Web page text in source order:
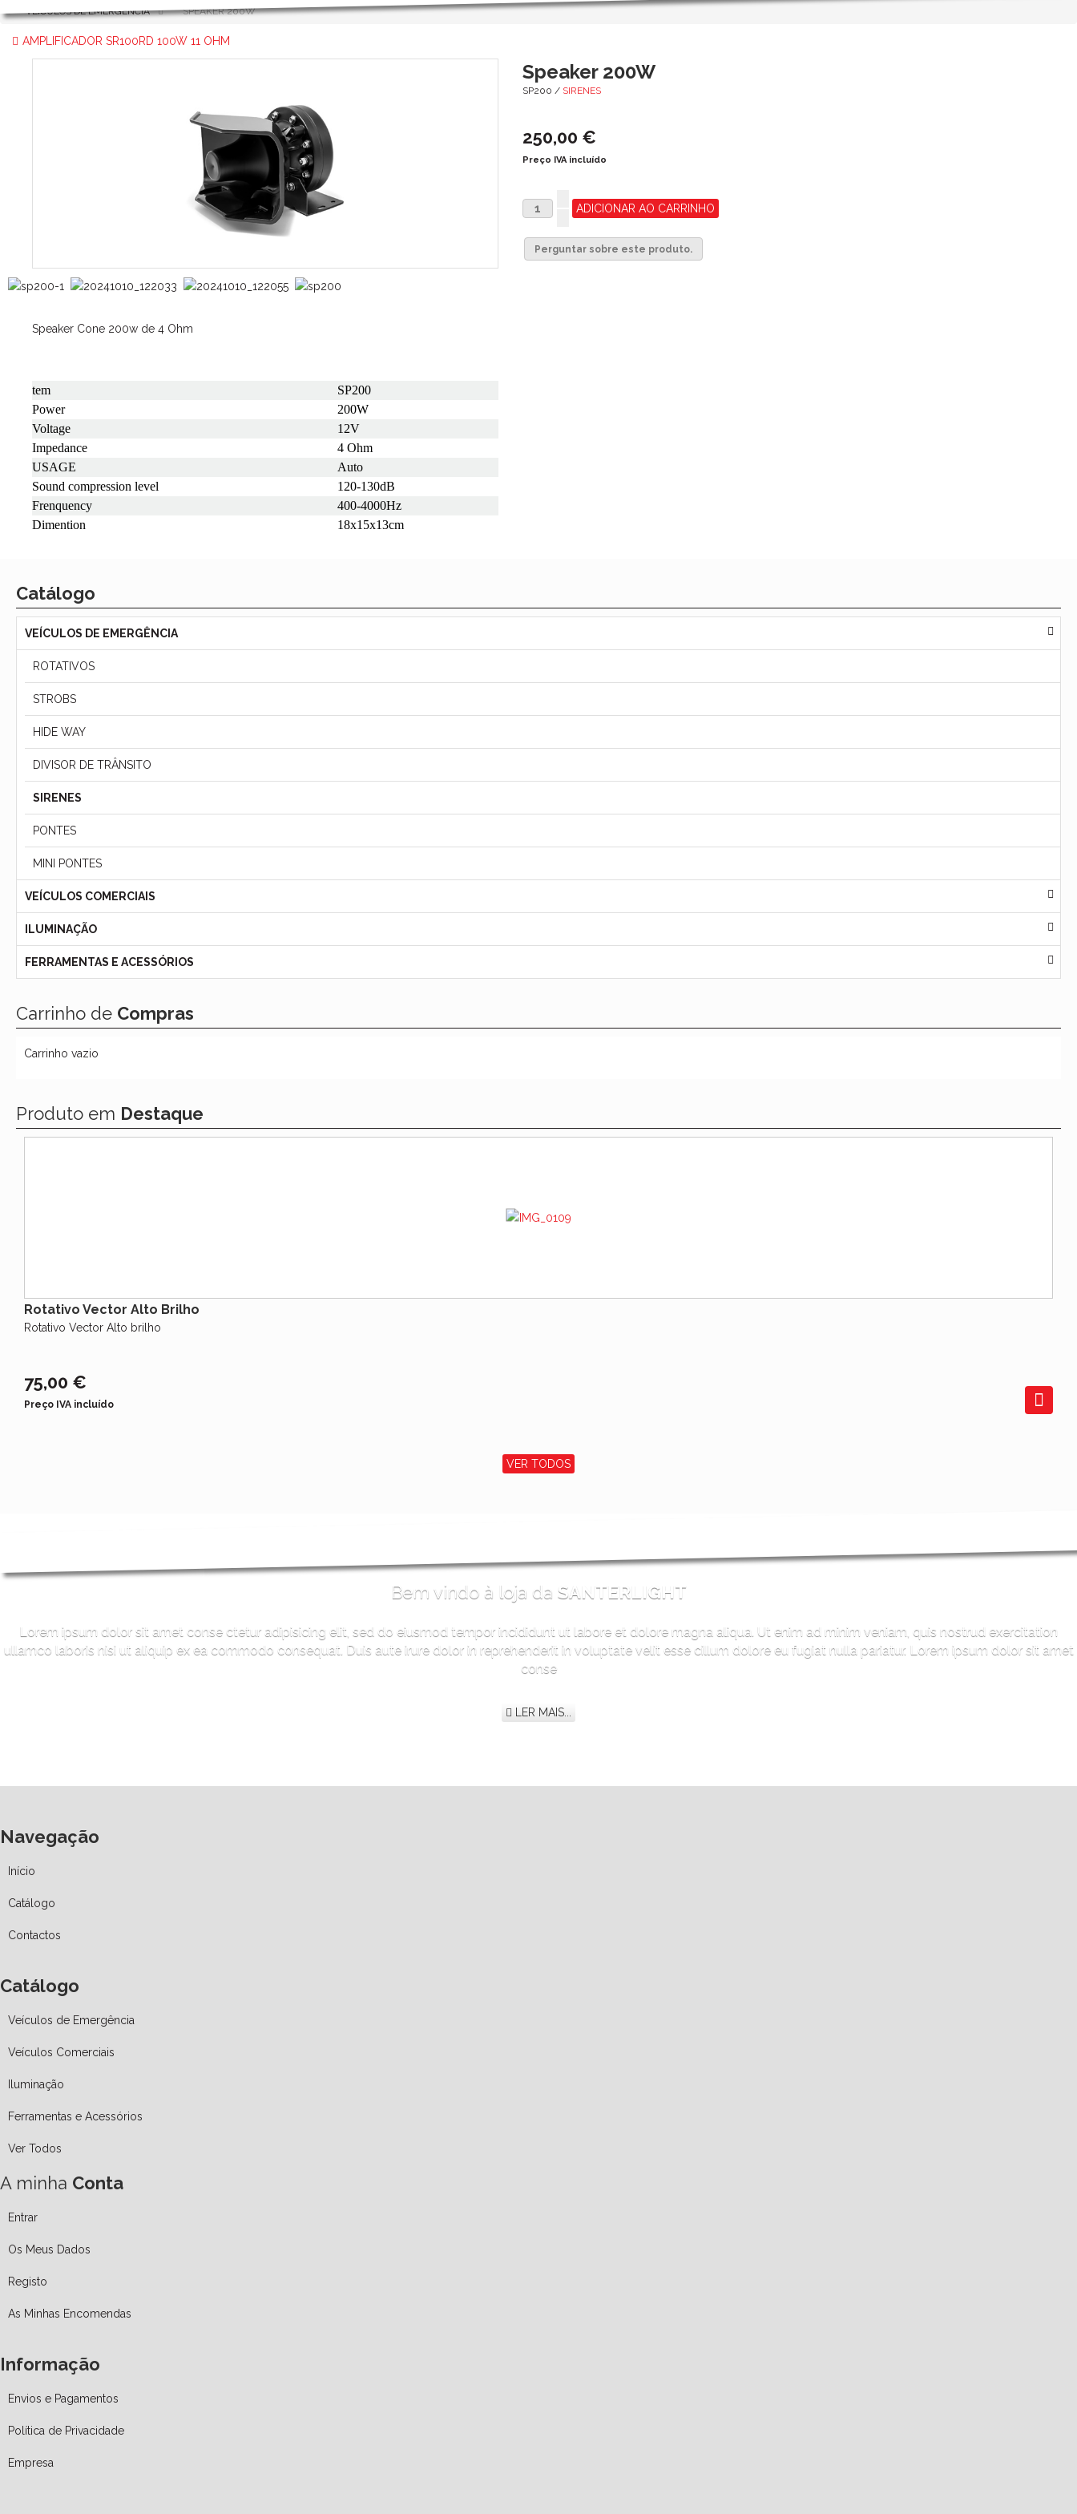
VEÍCULOS DE EMERGÊNCIA SPEAKER 200W
AMPLIFICADOR SR100RD 100W 11 OHM
Speaker Cone 200w de 4 Ohm
tem
SP200
Power
200W
Voltage
12V
Impedance
4 Ohm
USAGE
Auto
Sound compression level
120-130dB
Frenquency
400-4000Hz
Dimention
18x15x13cm
Speaker 200W
SP200 / SIRENES
250,00 €
Preço IVA incluído
Perguntar sobre este produto.
Catálogo
VEÍCULOS DE EMERGÊNCIA
ROTATIVOS
STROBS
HIDE WAY
DIVISOR DE TRÂNSITO
SIRENES
PONTES
MINI PONTES
VEÍCULOS COMERCIAIS
ILUMINAÇÃO
FERRAMENTAS E ACESSÓRIOS
Carrinho de Compras
Carrinho vazio
Produto em Destaque
Rotativo Vector Alto Brilho
Rotativo Vector Alto brilho
75,00 €
Preço IVA incluído
VER TODOS
Bem vindo à loja da SANTERLIGHT
Lorem ipsum dolor sit amet conse ctetur adipisicing elit, sed do eiusmod tempor incididunt ut labore et dolore magna aliqua. Ut enim ad minim veniam, quis nostrud exercitation
ullamco laboris nisi ut aliquip ex ea commodo consequat. Duis aute irure dolor in reprehenderit in voluptate velit esse cillum dolore eu fugiat nulla pariatur. Lorem ipsum dolor sit amet
conse
LER MAIS...
Navegação
Início
Catálogo
Contactos
Catálogo
Veículos de Emergência
Veículos Comerciais
Iluminação
Ferramentas e Acessórios
Ver Todos
A minha Conta
Entrar
Os Meus Dados
Registo
As Minhas Encomendas
Informação
Envios e Pagamentos
Política de Privacidade
Empresa